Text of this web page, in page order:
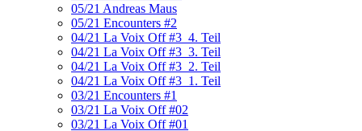
05/21 Andreas Maus
05/21 Encounters #2
04/21 La Voix Off #3_4. Teil
04/21 La Voix Off #3_3. Teil
04/21 La Voix Off #3_2. Teil
04/21 La Voix Off #3_1. Teil
03/21 Encounters #1
03/21 La Voix Off #02
03/21 La Voix Off #01